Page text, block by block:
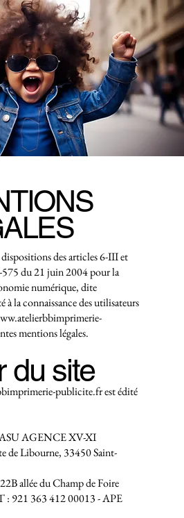
des articles 6-III et
575 du 21 juin 2004 pour la
numérique, dite
la connaissance des utilisateurs
mentions légales.
du site
publicite.frest édité
AGENCE XV-XI
de Libourne, 33450 Saint-
allée du Champ de Foire
: 921 363 412 00013 - APE